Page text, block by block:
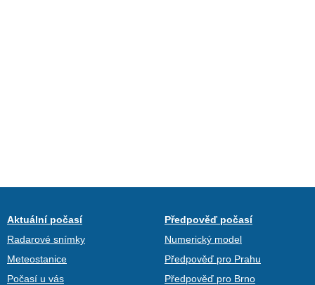
Aktuální počasí
Radarové snímky
Meteostanice
Počasí u vás
Předpověď počasí
Numerický model
Předpověď pro Prahu
Předpověď pro Brno